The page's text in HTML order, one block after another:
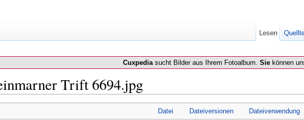
Cuxpediasucht Bilder aus Ihrem Fotoalbum. Sie können
Trift 6694.jpg
Datei Dateiversionen Dateiverwendung
Lesen